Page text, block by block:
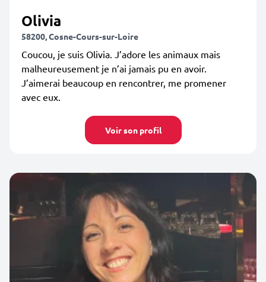
Olivia
58200, Cosne-Cours-sur-Loire
Coucou, je suis Olivia. J’adore les animaux mais
malheureusement je n’ai jamais pu en avoir.
J’aimerai beaucoup en rencontrer, me promener
avec eux.
Voir son profil